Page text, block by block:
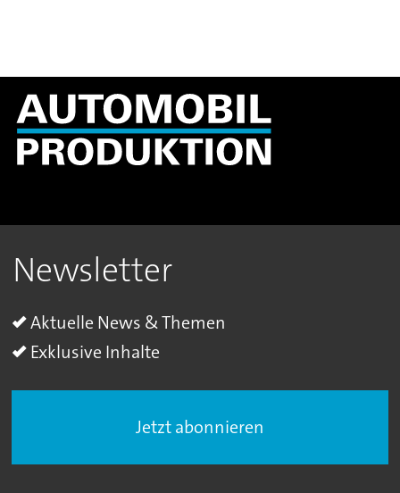
Newsletter
Aktuelle News & Themen
Exklusive Inhalte
Jetzt abonnieren